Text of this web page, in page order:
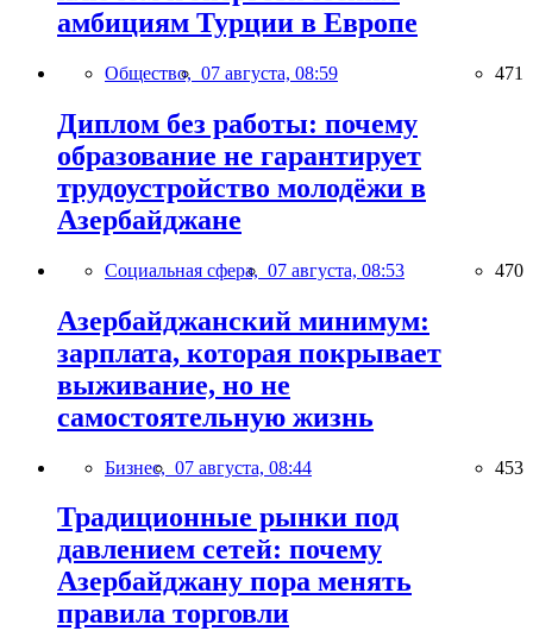
амбициям Турции в Европе
Общество, 07 августа, 08:59 471
Диплом без работы: почему
образование не гарантирует
трудоустройство молодёжи в
Азербайджане
Социальная сфера, 07 августа, 08:53 470
Азербайджанский минимум:
зарплата, которая покрывает
выживание, но не
самостоятельную жизнь
Бизнес, 07 августа, 08:44 453
Традиционные рынки под
давлением сетей: почему
Азербайджану пора менять
правила торговли